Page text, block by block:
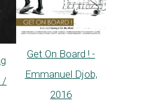
/
Get On Board ! -
Emmanuel Djob,
2016